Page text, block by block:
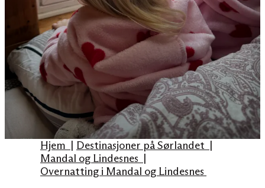
Hjem Destinasjoner på Sørlandet
Mandal og Lindesnes
Overnatting i Mandal og Lindesnes